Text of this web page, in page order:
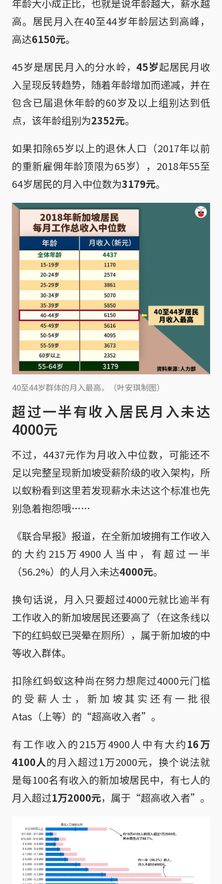
年龄大小成正比，也就是说年龄越大，薪水越
高。居民月入在40至44岁年龄层达到高峰，
高达6150元。
45岁是居民月入的分水岭，45岁起居民月收
入呈现反转趋势，随着年龄增加而递减，并在
包含已届退休年龄的60岁及以上组别达到低
点，该年龄组别为2352元。
如果扣除65岁以上的退休人口（2017年以前
的重新雇佣年龄顶限为65岁），2018年55至
64岁居民的月入中位数为3179元。
40至44岁群体的月入最高。（叶安琪制图）
超过一半有收入居民月入未达
4000元
不过，4437元作为月收入中位数，可能还不
足以完整呈现新加坡受薪阶级的收入架构，所
以蚁粉看到这里若发现薪水未达这个标准也先
别急着抱怨哦……
《联合早报》报道，在全新加坡拥有工作收入
的大约215万4900人当中，有超过一半
（56.2%）的人月入未达4000元。
换句话说，月入只要超过4000元就比逾半有
工作收入的新加坡居民还要高了（在这条线以
下的红蚂蚁已哭晕在厕所），属于新加坡的中
等收入群体。
扣除红蚂蚁这种尚在努力想爬过4000元门槛
的受薪人士，新加坡其实还有一批很
Atas（上等）的“超高收入者”。
有工作收入的215万4900人中有大约16万
4100人的月入超过1万2000元，换个说法就
是每100名有收入的新加坡居民中，有七人的
月入超过1万2000元，属于“超高收入者”。